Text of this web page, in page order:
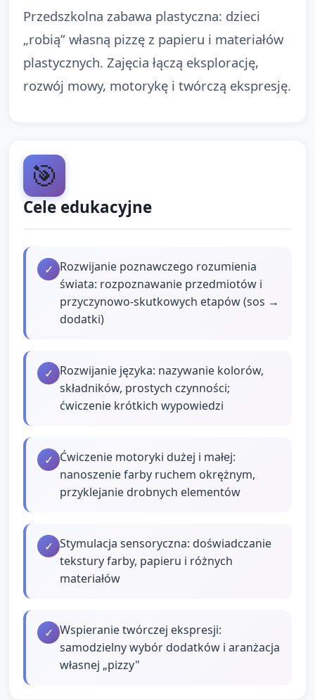
Przedszkolna zabawa plastyczna: dzieci
„robią” własną pizzę z papieru i materiałów
plastycznych. Zajęcia łączą eksplorację,
rozwój mowy, motorykę i twórczą ekspresję.
🎯
Cele edukacyjne
✓ Rozwijanie poznawczego rozumienia
świata: rozpoznawanie przedmiotów i
przyczynowo‑skutkowych etapów (sos →
dodatki)
✓ Rozwijanie języka: nazywanie kolorów,
składników, prostych czynności;
ćwiczenie krótkich wypowiedzi
✓ Ćwiczenie motoryki dużej i małej:
nanoszenie farby ruchem okrężnym,
przyklejanie drobnych elementów
✓ Stymulacja sensoryczna: doświadczanie
tekstury farby, papieru i różnych
materiałów
✓ Wspieranie twórczej ekspresji:
samodzielny wybór dodatków i aranżacja
własnej „pizzy"